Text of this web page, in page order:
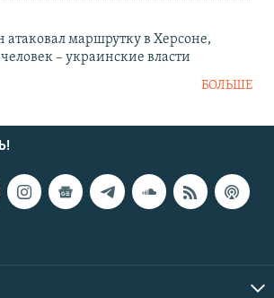
атаковал маршрутку в Херсоне,
– украинские власти
БОЛЬШЕ